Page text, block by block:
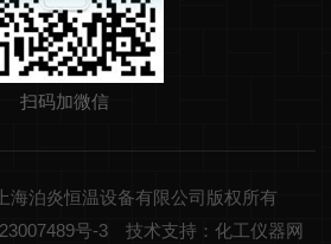
扫码加微信
海泊炎恒温设备有限公司版权所有
号-3
技术支持：化工仪器网